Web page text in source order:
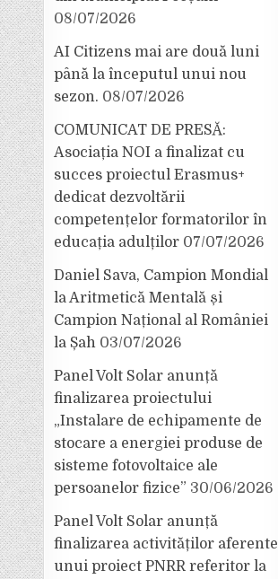
08/07/2026
AI Citizens mai are două luni
până la începutul unui nou
sezon. 08/07/2026
COMUNICAT DE PRESĂ:
Asociația NOI a finalizat cu
succes proiectul Erasmus+
dedicat dezvoltării
competențelor formatorilor în
educația adulților 07/07/2026
Daniel Sava, Campion Mondial
la Aritmetică Mentală și
Campion Național al României
la Șah 03/07/2026
Panel Volt Solar anunță
finalizarea proiectului
„Instalare de echipamente de
stocare a energiei produse de
sisteme fotovoltaice ale
persoanelor fizice” 30/06/2026
Panel Volt Solar anunță
finalizarea activităților aferente
unui proiect PNRR referitor la